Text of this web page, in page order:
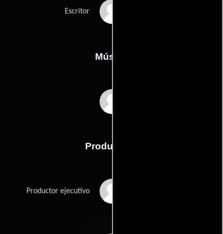
Escritor
Música
Producción
Productor ejecutivo